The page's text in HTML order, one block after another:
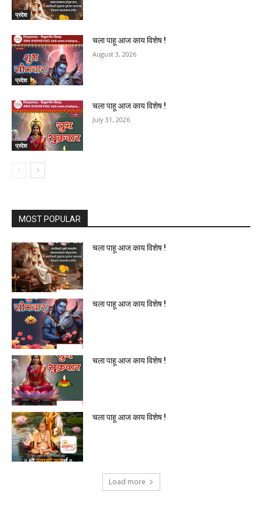
प्रदेश
प्रदेश
चला पाहू आज काय विशेष !
August 3, 2026
प्रदेश
चला पाहू आज काय विशेष !
July 31, 2026
MOST POPULAR
चला पाहू आज काय विशेष !
चला पाहू आज काय विशेष !
चला पाहू आज काय विशेष !
चला पाहू आज काय विशेष !
Load more